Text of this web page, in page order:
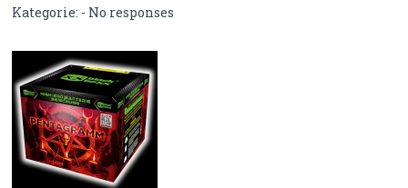
Kategorie: - No responses